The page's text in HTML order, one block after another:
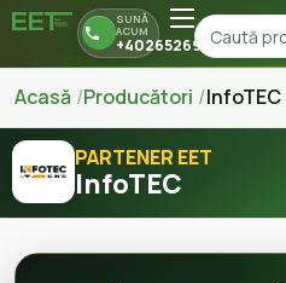
SUNĂ
ACUM
+40265269150
Acasă Producători InfoTEC
PARTENER EET
InfoTEC